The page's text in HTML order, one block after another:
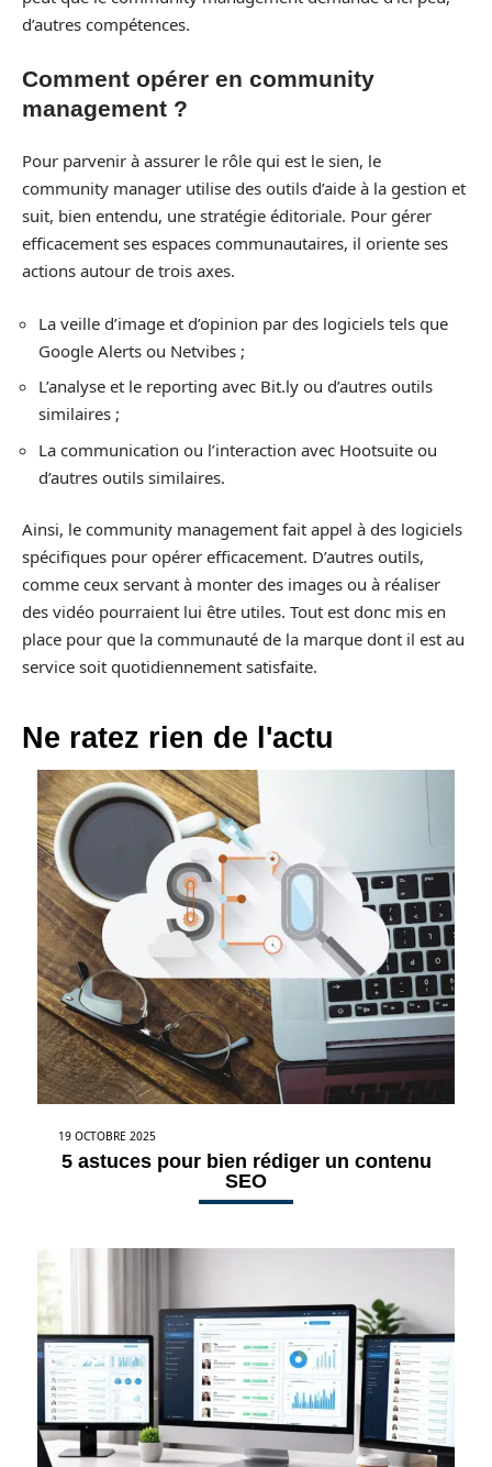
d’autres compétences.
Comment opérer en community
management ?
Pour parvenir à assurer le rôle qui est le sien, le
community manager utilise des outils d’aide à la gestion et
suit, bien entendu, une stratégie éditoriale. Pour gérer
efficacement ses espaces communautaires, il oriente ses
actions autour de trois axes.
La veille d’image et d’opinion par des logiciels tels que
Google Alerts ou Netvibes ;
L’analyse et le reporting avec Bit.ly ou d’autres outils
similaires ;
La communication ou l’interaction avec Hootsuite ou
d’autres outils similaires.
Ainsi, le community management fait appel à des logiciels
spécifiques pour opérer efficacement. D’autres outils,
comme ceux servant à monter des images ou à réaliser
des vidéo pourraient lui être utiles. Tout est donc mis en
place pour que la communauté de la marque dont il est au
service soit quotidiennement satisfaite.
Ne ratez rien de l'actu
19 OCTOBRE 2025
5 astuces pour bien rédiger un contenu
SEO